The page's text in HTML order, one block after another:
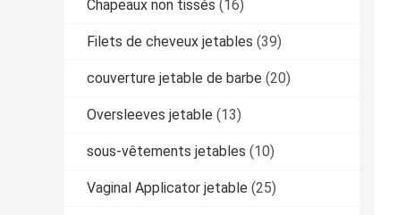
Chapeaux non tissés (16)
Filets de cheveux jetables (39)
couverture jetable de barbe (20)
Oversleeves jetable (13)
sous-vêtements jetables (10)
Vaginal Applicator jetable (25)